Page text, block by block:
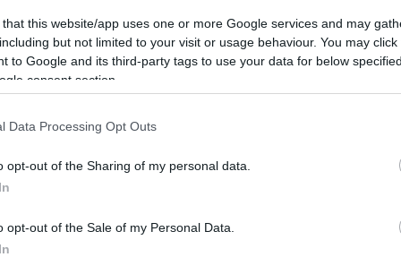
that this website/app uses one or more Google services and may
but not limited to your visit or usage behaviour. You may
to Google and its third-party tags to use your data for below
consent section.
Data Processing Opt Outs
opt-out of the Sharing of my personal data.
opt-out of the Sale of my Personal Data.
μεγαλύτερη εξειδίκευση, ενώ πλένονται και
φρεσκάδα μέχρι τον τελικόκαταναλωτή. Οι κυριότερες
η Γαλλία και η Κύπρος λόγω του ιδιαίτερου εδάφους